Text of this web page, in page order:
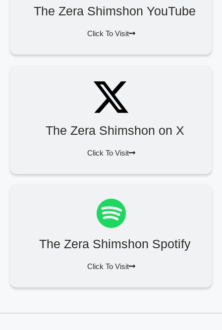
The Zera Shimshon YouTube
Click To Visit
The Zera Shimshon on X
Click To Visit
The Zera Shimshon Spotify
Click To Visit